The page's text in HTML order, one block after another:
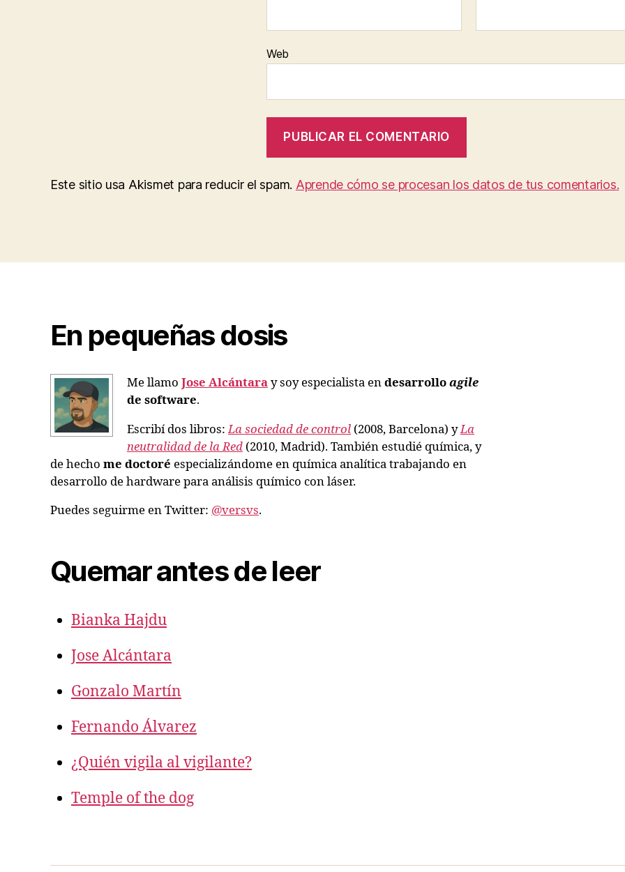
Web
Este sitio usa Akismet para reducir el spam. Aprende cómo se procesan los datos de tus comentarios.
En pequeñas dosis
Me llamo Jose Alcántaray soy especialista endesarrolloagile
de software.
Escribí dos libros:La sociedad de control (2008, Barcelona) yLa
neutralidad de la Red (2010, Madrid). También estudié química, y
de hecho me doctoré especializándome en química analítica trabajando en
desarrollo de hardware para análisis químico con láser.
Puedes seguirme en Twitter: @versvs.
Quemar antes de leer
Bianka Hajdu
Jose Alcántara
Gonzalo Martín
Fernando Álvarez
¿Quién vigila al vigilante?
Temple of the dog